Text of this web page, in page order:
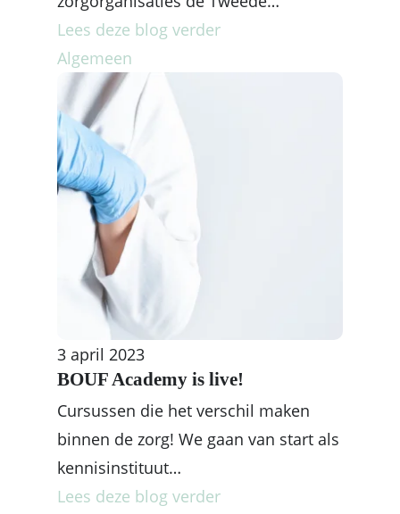
Lees deze blog verder
Algemeen
3 april 2023
BOUF Academy is live!
Cursussen die het verschil maken
binnen de zorg! We gaan van start als
kennisinstituut…
Lees deze blog verder